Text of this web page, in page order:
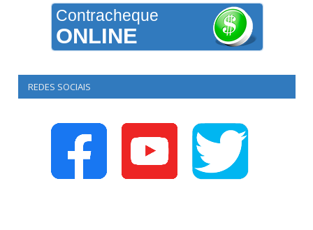
Contracheque
ONLINE
REDES SOCIAIS